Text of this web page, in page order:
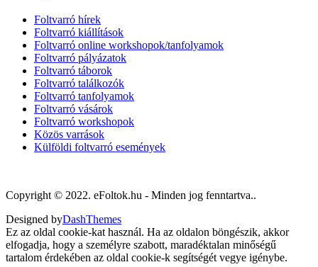
Foltvarró hírek
Foltvarró kiállítások
Foltvarró online workshopok/tanfolyamok
Foltvarró pályázatok
Foltvarró táborok
Foltvarró találkozók
Foltvarró tanfolyamok
Foltvarró vásárok
Foltvarró workshopok
Közös varrások
Külföldi foltvarró események
Copyright © 2022. eFoltok.hu - Minden jog fenntartva..
Designed byDashThemes
Ez az oldal cookie-kat használ. Ha az oldalon böngészik, akkor
elfogadja, hogy a személyre szabott, maradéktalan minőségű
tartalom érdekében az oldal cookie-k segítségét vegye igénybe.